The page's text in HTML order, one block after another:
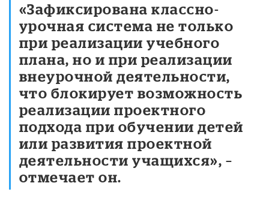
«Зафиксирована классно-
урочная система не только
при реализации учебного
плана, но и при реализации
внеурочной деятельности,
что блокирует возможность
реализации проектного
подхода при обучении детей
или развития проектной
деятельности учащихся», –
отмечает он.